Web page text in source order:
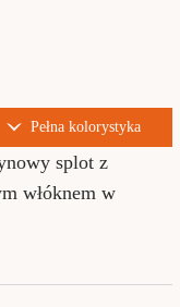
Pełna kolorystyka
splot z
włóknem w